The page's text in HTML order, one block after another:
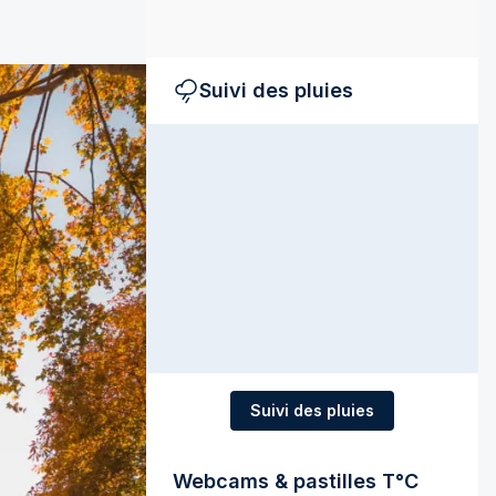
Suivi des pluies
Suivi des pluies
Webcams & pastilles T°C